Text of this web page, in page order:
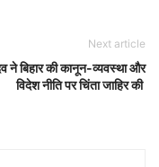
Next article
ने बिहार की कानून-व्यवस्था और
विदेश नीति पर चिंता जाहिर की